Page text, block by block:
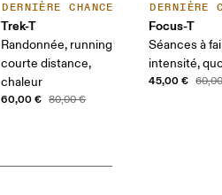
DERNIÈRE CHANCE
Trek-T
Randonnée, running
courte distance,
chaleur
60,00 € 80,00 €
DERNIÈRE
Focus-T
Séances à
intensité,
45,00 €